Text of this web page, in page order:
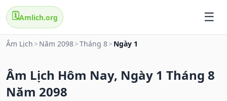
🗓️Amlich.org
Âm Lịch > Năm 2098>Tháng 8> Ngày 1
Âm Lịch Hôm Nay, Ngày 1 Tháng 8
Năm 2098